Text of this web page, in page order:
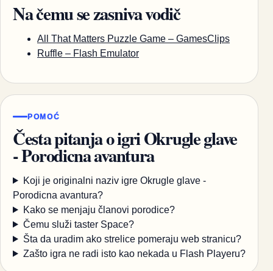
Na čemu se zasniva vodič
All That Matters Puzzle Game – GamesClips
Ruffle – Flash Emulator
POMOĆ
Česta pitanja o igri Okrugle glave
- Porodicna avantura
Koji je originalni naziv igre Okrugle glave -
Porodicna avantura?
Kako se menjaju članovi porodice?
Čemu služi taster Space?
Šta da uradim ako strelice pomeraju web stranicu?
Zašto igra ne radi isto kao nekada u Flash Playeru?